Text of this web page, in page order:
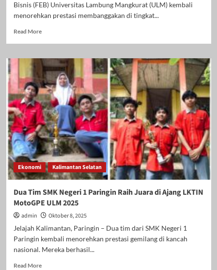
Bisnis (FEB) Universitas Lambung Mangkurat (ULM) kembali
menorehkan prestasi membanggakan di tingkat...
Read MoreRead
Empat
Program
Studi
FEB
ULM
Raih
Akreditasi
Unggul
dari
LAMEMBA,
Rektor
Alim
Bahri:
Bukti
Kami
pada
Mutu
Ekonomi Kalimantan Selatan
Dua Tim SMK Negeri 1 Paringin Raih Juara di Ajang LKTIN
MotoGPE ULM 2025
admin
Oktober 8, 2025
Jelajah Kalimantan, Paringin – Dua tim dari SMK Negeri 1
Paringin kembali menorehkan prestasi gemilang di kancah
nasional. Mereka berhasil...
Read MoreRead